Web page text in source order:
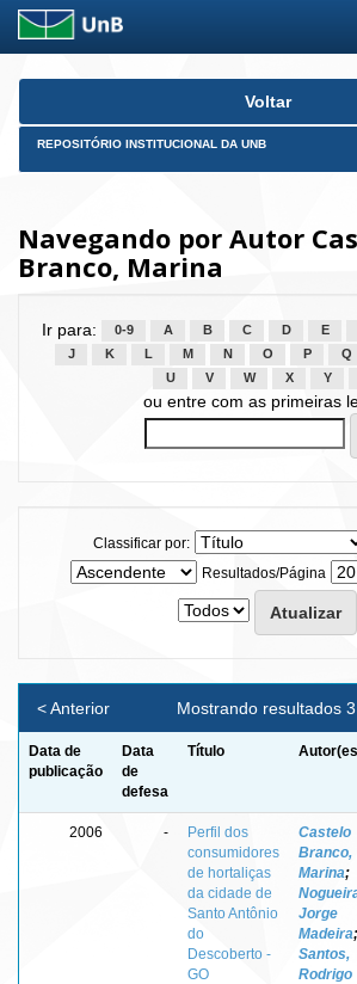
Skip
Voltar
REPOSITÓRIO INSTITUCIONAL DA UNB
Navegando por Autor
Branco, Marina
Ir para: 0-9 A B C D E
J
K L M N O P Q
U
V W X Y
ou entre com as primeiras
Classificar por:
Resultados/Página
Mostrando resultados
< Anterior
Data de
publicação
Data
de
defesa
Título
2006 -
Perfil dos
consumidores
de hortaliças
da cidade de
Santo Antônio
do
Descoberto -
GO
Castelo
Branco,
Marina;
Jorge
Madeira;
Santos,
Rodrigo